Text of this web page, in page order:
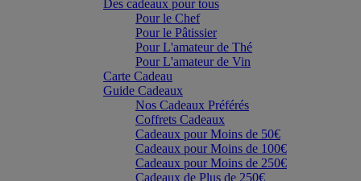
Des cadeaux pour tous
Pour le Chef
Pour le Pâtissier
Pour L'amateur de Thé
Pour L'amateur de Vin
Carte Cadeau
Guide Cadeaux
Nos Cadeaux Préférés
Coffrets Cadeaux
Cadeaux pour Moins de 50€
Cadeaux pour Moins de 100€
Cadeaux pour Moins de 250€
Cadeaux de Plus de 250€